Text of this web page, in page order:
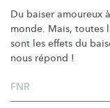
Du baiser amoureux
monde. Mais, toutes
sont les effets du
nous répond !
FNR